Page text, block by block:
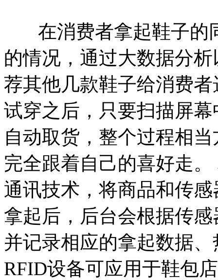
在消费者拿起鞋子的
的情况，通过大数据分
荐其他几款鞋子给消费
试穿之后，只要扫描屏
自动取货，整个过程相
完全跟着自己的喜好走
通讯技术，将商品和传
拿起后，后台会根据传
并记录相应的拿起数据
RFID设备可应用于鞋包